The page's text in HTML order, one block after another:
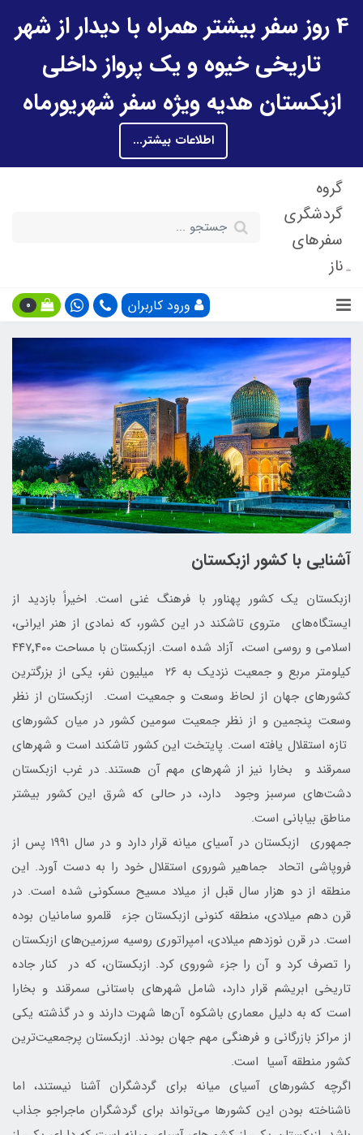
4 روز سفر بیشتر همراه با دیدار از شهر
تاریخی خیوه و یک پرواز داخلی
ازبکستان هدیه ویژه سفر شهریورماه
اطلاعات بیشتر...
گروه
گردشگری
سفرهای
ناز
ورود کاربران 0
آشنایی با کشور ازبکستان
ازبکستان یک کشور پهناور با فرهنگ غنی است. اخیراً بازدید از
ایستگاه‌های متروی تاشکند در این کشور، که نمادی از هنر ایرانی،
اسلامی و روسی است، آزاد شده است. ازبکستان با مساحت ۴۴۷٬۴۰۰
کیلومتر مربع و جمعیت نزدیک به ۲۶ میلیون نفر، یکی از بزرگترین
کشورهای جهان از لحاظ وسعت و جمعیت است. ازبکستان از نظر
وسعت پنجمین و از نظر جمعیت سومین کشور در میان کشورهای
تازه استقلال یافته است. پایتخت این کشور تاشکند است و شهرهای
سمرقند و بخارا نیز از شهرهای مهم آن هستند. در غرب ازبکستان
دشت‌های سرسبز وجود دارد، در حالی که شرق این کشور بیشتر
مناطق بیابانی است.
جمهوری ازبکستان در آسیای میانه قرار دارد و در سال ۱۹۹۱ پس از
فروپاشی اتحاد جماهیر شوروی استقلال خود را به دست آورد. این
منطقه از دو هزار سال قبل از میلاد مسیح مسکونی شده است. در
قرن دهم میلادی، منطقه کنونی ازبکستان جزء قلمرو سامانیان بوده
است. در قرن نوزدهم میلادی، امپراتوری روسیه سرزمین‌های ازبکستان
را تصرف کرد و آن را جزء شوروی کرد. ازبکستان، که در کنار جاده
تاریخی ابریشم قرار دارد، شامل شهرهای باستانی سمرقند و بخارا
است که به دلیل معماری باشکوه آن‌ها شهرت دارند و در گذشته یکی
از مراکز بازرگانی و فرهنگی مهم جهان بودند. ازبکستان پرجمعیت‌ترین
کشور منطقه آسیا است.
اگرچه کشورهای آسیای میانه برای گردشگران آشنا نیستند، اما
ناشناخته بودن این کشورها می‌تواند برای گردشگران ماجراجو جذاب